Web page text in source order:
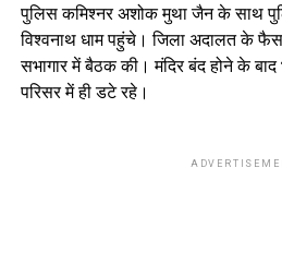
पुलिस कमिश्नर अशोक मुथा जैन के साथ
विश्वनाथ धाम पहुंचे। जिला अदालत के
सभागार में बैठक की। मंदिर बंद होने के
परिसर में ही डटे रहे।